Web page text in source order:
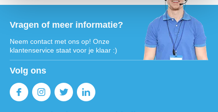
Vragen of meer informatie?
Neem contact met ons op! Onze
klantenservice staat voor je klaar :)
Volg ons